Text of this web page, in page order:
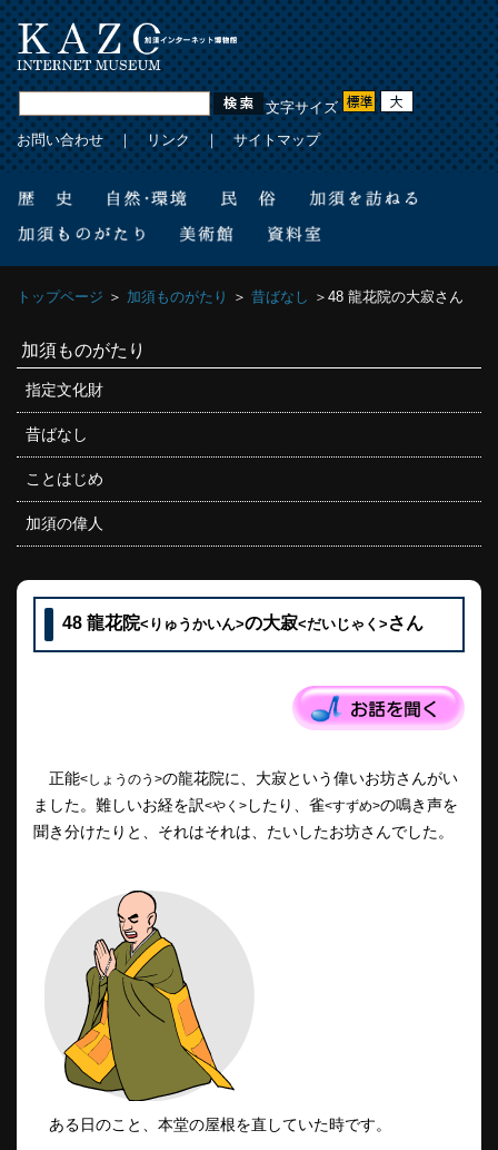
文字サイズ
お問い合わせ｜リンク｜サイトマップ
トップページ ＞ 加須ものがたり ＞ 昔ばなし ＞48 龍花院の大寂さん
加須ものがたり
指定文化財
昔ばなし
ことはじめ
加須の偉人
48 龍花院<りゅうかいん>の大寂<だいじゃく> さん
正能<しょうのう>の龍花院に、大寂という偉いお坊さんがい
ました。難しいお経を訳<やく> したり、雀<すずめ>の鳴き声を
聞き分けたりと、それはそれは、たいしたお坊さんでした。
ある日のこと、本堂の屋根を直していた時です。